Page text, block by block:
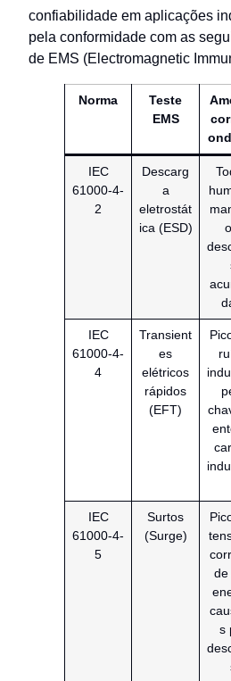
confiabilidade em aplicações
pela conformidade com as
de EMS (Electromagnetic
Norma
Teste
EMS
IEC
61000-4-
2
Descarg
a
eletrostát
ica (ESD)
IEC
61000-4-
4
Transient
es
elétricos
rápidos
(EFT)
IEC
61000-4-
5
Surtos
(Surge)
de
s